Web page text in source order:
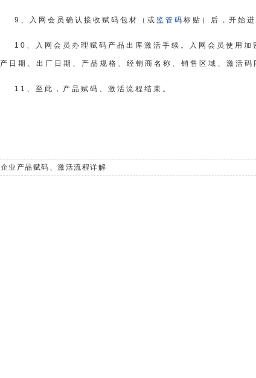
9、入网会员确认接收赋码包材（或 监管码 标贴）后，开始
10、入网会员办理赋码产品出库激活手续。入网会员使用
产日期、出厂日期、产品规格、经销商名称、销售区域、激活码
11、至此，产品赋码、激活流程结束。
企业产品赋码、激活流程详解